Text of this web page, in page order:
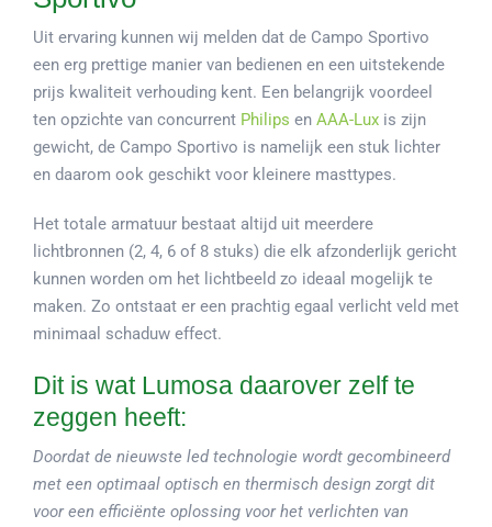
Uit ervaring kunnen wij melden dat de Campo Sportivo
een erg prettige manier van bedienen en een uitstekende
prijs kwaliteit verhouding kent. Een belangrijk voordeel
ten opzichte van concurrent Philips en AAA-Lux is zijn
gewicht, de Campo Sportivo is namelijk een stuk lichter
en daarom ook geschikt voor kleinere masttypes.
Het totale armatuur bestaat altijd uit meerdere
lichtbronnen (2, 4, 6 of 8 stuks) die elk afzonderlijk gericht
kunnen worden om het lichtbeeld zo ideaal mogelijk te
maken. Zo ontstaat er een prachtig egaal verlicht veld met
minimaal schaduw effect.
Dit is wat Lumosa daarover zelf te
zeggen heeft:
Doordat de nieuwste led technologie wordt gecombineerd
met een optimaal optisch en thermisch design zorgt dit
voor een efficiënte oplossing voor het verlichten van